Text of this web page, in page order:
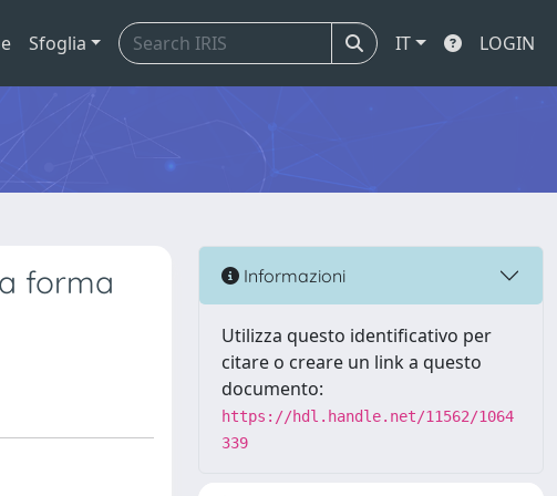
Sfoglia IT LOGIN
forma
Informazioni
Utilizza questo identificativo per
citare o creare un link a questo
documento:
https://hdl.handle.net/11562/1064
339